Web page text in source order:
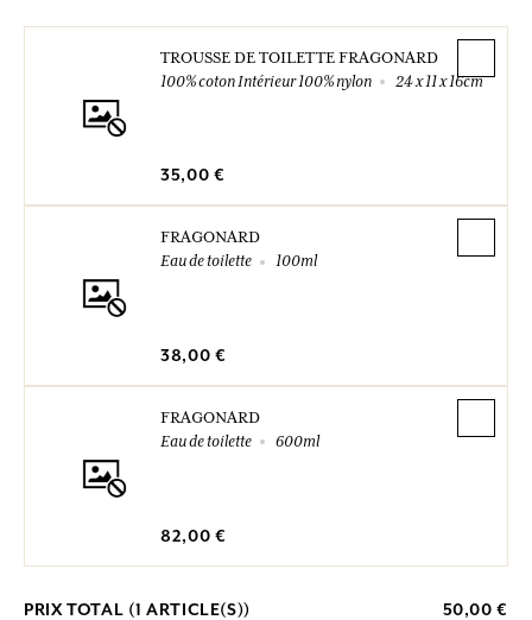
TROUSSE DE TOILETTE FRAGONARD
100% coton Intérieur 100% nylon
24 x 11 x 16cm
35,00 €
FRAGONARD
Eau de toilette
100ml
38,00 €
FRAGONARD
Eau de toilette
600ml
82,00 €
PRIX TOTAL (1 ARTICLE(S)) 50,00 €